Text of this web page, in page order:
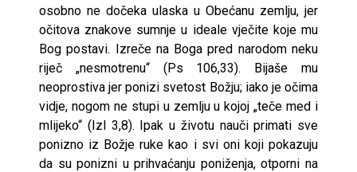
osobno ne dočeka ulaska u Obećanu zemlju, jer
očitova znakove sumnje u ideale vječite koje mu
Bog postavi. Izreče na Boga pred narodom neku
riječ „nesmotrenu“ (Ps 106,33). Bijaše mu
neoprostiva jer ponizi svetost Božju; iako je očima
vidje, nogom ne stupi u zemlju u kojoj „teče med i
mlijeko“ (Izl 3,8). Ipak u životu nauči primati sve
ponizno iz Božje ruke kao i svi oni koji pokazuju
da su ponizni u prihvaćanju poniženja, otporni na